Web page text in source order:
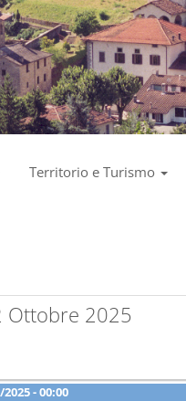
Territorio e Turismo
Ottobre 2025
- 00:00